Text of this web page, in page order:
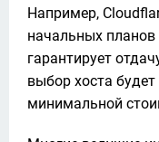
Например,
начальных планов
гарантирует
выбор хоста
минимальной